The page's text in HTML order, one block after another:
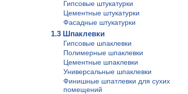
Гипсовые штукатурки
Цементные штукатурки
Фасадные штукатурки
1.3 Шпаклевки
Гипсовые шпаклевки
Полимерные шпаклевки
Цементные шпаклевки
Универсальные шпаклевки
Финишные шпатлевки для сухих
помещений